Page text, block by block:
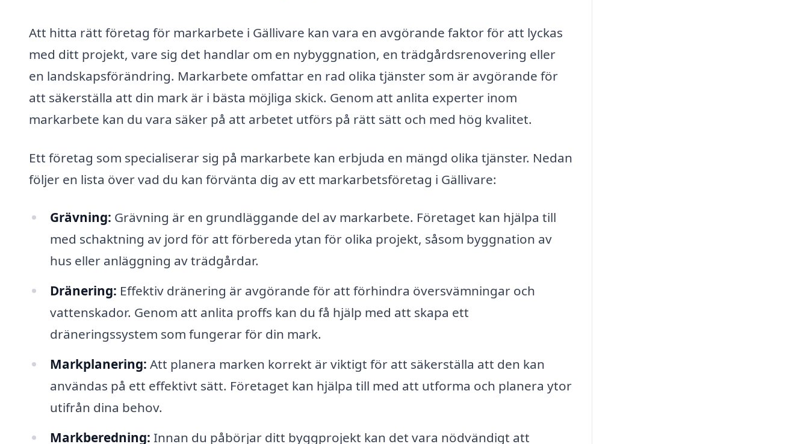
Att hitta rätt företag för markarbete i Gällivare kan vara en avgörande faktor för att lyckas
med ditt projekt, vare sig det handlar om en nybyggnation, en trädgårdsrenovering eller
en landskapsförändring. Markarbete omfattar en rad olika tjänster som är avgörande för
att säkerställa att din mark är i bästa möjliga skick. Genom att anlita experter inom
markarbete kan du vara säker på att arbetet utförs på rätt sätt och med hög kvalitet.
Ett företag som specialiserar sig på markarbete kan erbjuda en mängd olika tjänster. Nedan
följer en lista över vad du kan förvänta dig av ett markarbetsföretag i Gällivare:
Grävning: Grävning är en grundläggande del av markarbete. Företaget kan hjälpa till
med schaktning av jord för att förbereda ytan för olika projekt, såsom byggnation av
hus eller anläggning av trädgårdar.
Dränering: Effektiv dränering är avgörande för att förhindra översvämningar och
vattenskador. Genom att anlita proffs kan du få hjälp med att skapa ett
dräneringssystem som fungerar för din mark.
Markplanering: Att planera marken korrekt är viktigt för att säkerställa att den kan
användas på ett effektivt sätt. Företaget kan hjälpa till med att utforma och planera ytor
utifrån dina behov.
Markberedning: Innan du påbörjar ditt byggprojekt kan det vara nödvändigt att